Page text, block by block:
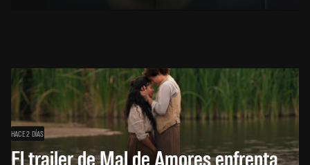
HACE 2 DÍAS
El trailer de Mal de Amores enfrenta